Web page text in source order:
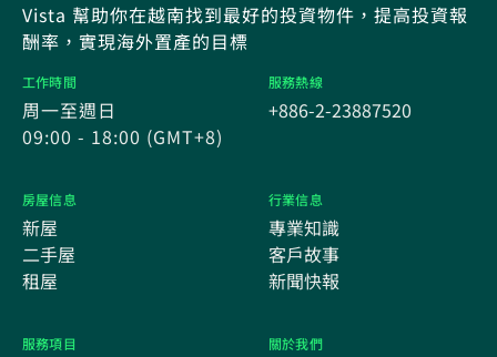
Vista 幫助你在越南找到最好的投資物件，提高投資報
酬率，實現海外置產的目標
工作時間
周一至週日
09:00 - 18:00 (GMT+8)
服務熱線
+886-2-23887520
房屋信息
新屋
二手屋
租屋
行業信息
專業知識
客戶故事
新聞快報
服務項目 關於我們